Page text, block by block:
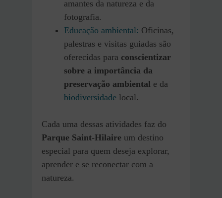
amantes da natureza e da
fotografia.
Educação ambiental: Oficinas,
palestras e visitas guiadas são
oferecidas para conscientizar
sobre a importância da
preservação ambiental e da
biodiversidade local.
Cada uma dessas atividades faz do
Parque Saint-Hilaire um destino
especial para quem deseja explorar,
aprender e se reconectar com a
natureza.